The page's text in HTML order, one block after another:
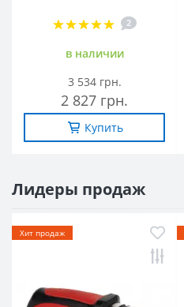
2
в наличии
3 534 грн.
2 827 грн.
Купить
Лидеры продаж
Хит продаж